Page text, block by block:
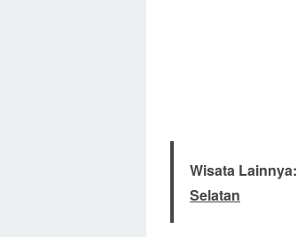
Wisata Lainnya:
Selatan